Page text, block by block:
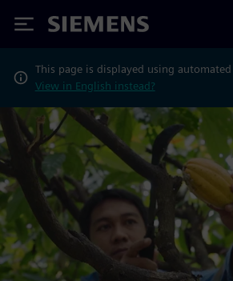
Siemens
This page is displayed using
View in English instead?